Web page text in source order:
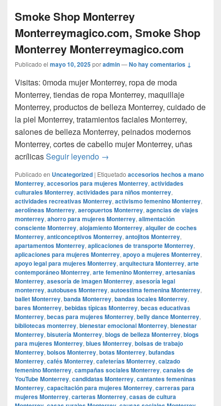
Smoke Shop Monterrey
Monterreymagico.com, Smoke Shop
Monterrey Monterreymagico.com
Publicado el mayo 10, 2025poradmin—No hay comentarios ↓
Visitas: 0moda mujer Monterrey, ropa de moda
Monterrey, tiendas de ropa Monterrey, maquillaje
Monterrey, productos de belleza Monterrey, cuidado de
la piel Monterrey, tratamientos faciales Monterrey,
salones de belleza Monterrey, peinados modernos
Monterrey, cortes de cabello mujer Monterrey, uñas
acrílicasSeguir leyendo Smoke Shop Monterrey
→
Publicado en Uncategorized | Etiquetado accesorios hechos a mano
Monterrey, accesorios para mujeres Monterrey, actividades
culturales Monterrey, actividades para niños monterrey,
actividades recreativas Monterrey, activismo femenino Monterrey,
aerolíneas Monterrey, aeropuertos Monterrey, agencias de viajes
monterrey, ahorro para mujeres Monterrey, alimentación
consciente Monterrey, alojamiento Monterrey, alquiler de coches
Monterrey, anticonceptivos Monterrey, antojitos Monterrey,
apartamentos Monterrey, aplicaciones de transporte Monterrey,
aplicaciones para mujeres Monterrey, apoyo a mujeres Monterrey,
apoyo legal para mujeres Monterrey, arquitectura Monterrey, arte
contemporáneo Monterrey, arte femenino Monterrey, artesanías
Monterrey, asesoría de imagen Monterrey, asesoría legal
monterrey, autobuses Monterrey, autoestima femenina Monterrey,
ballet Monterrey, banda Monterrey, bandas locales Monterrey,
bares Monterrey, bebidas típicas Monterrey, becas educativas
Monterrey, becas para mujeres Monterrey, belly dance Monterrey,
bibliotecas monterrey, bienestar emocional Monterrey, bienestar
Monterrey, bisutería Monterrey, blogs de belleza Monterrey, blogs
para mujeres Monterrey, blues Monterrey, bolsas de trabajo
Monterrey, bolsos Monterrey, botas Monterrey, bufandas
Monterrey, cafés Monterrey, cafeterías Monterrey, calzado
femenino Monterrey, campañas sociales Monterrey, canales de
YouTube Monterrey, candidatas Monterrey, cantantes femeninas
Monterrey, capacitación para mujeres Monterrey, carreras para
mujeres Monterrey, carteras Monterrey, casas de cultura